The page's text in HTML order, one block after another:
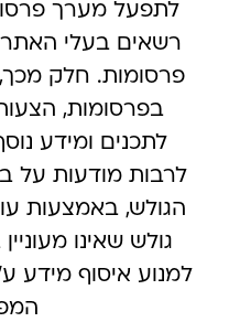
לתפעל מערך
רשאים בעלי
פרסומות. חלק מכך,
בפרסומות,
לתכנים ומידע
לרבות מודעות על
הגולש, באמצעות
גולש שאינו
למנוע איסוף מידע